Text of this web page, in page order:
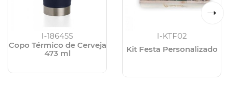
I-18645S
Copo Térmico de Cerveja
473 ml
I-KTF02
Kit Festa Personalizado